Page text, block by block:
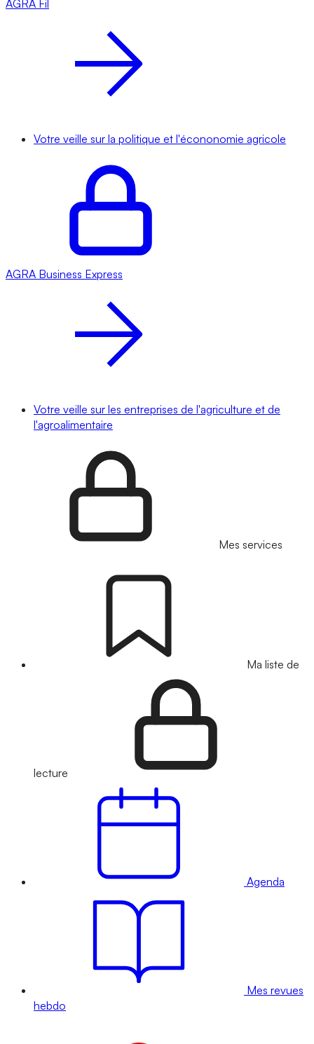
AGRA Fil
Votre veille sur la politique et l'écononomie agricole
AGRA Business Express
Votre veille sur les entreprises de l'agriculture et de
l'agroalimentaire
Mes services
Ma liste de
lecture
Agenda
Mes revues
hebdo